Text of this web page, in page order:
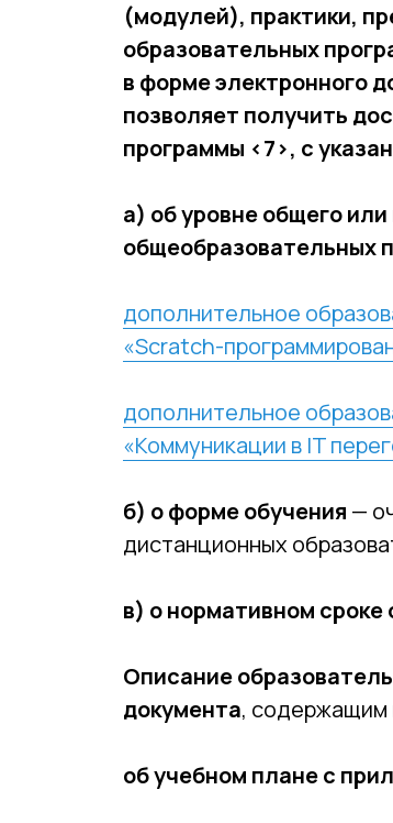
(модулей), практики,
образовательных
в форме электронного
позволяет получить
программы <7>, с
а) об уровне общего
общеобразовательных
дополнительное
«Scratch-
дополнительное
«Коммуникации в IT
б) о форме обучения —
дистанционных
в) о нормативном сроке
Описание
документа, содержащим
об учебном плане с